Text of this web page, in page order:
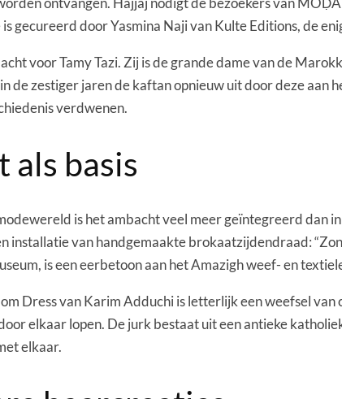
gecureerd door Yasmina Naji van Kulte Editions, de
voor Tamy Tazi. Zij is de grande dame van de
de zestiger jaren de kaftan opnieuw uit door deze aan
verdwenen.
als basis
is het ambacht veel meer geïntegreerd dan
installatie van handgemaakte brokaatzijdendraad:
is een eerbetoon aan het Amazigh weef- en
Dress van Karim Adduchi is letterlijk een weefsel
elkaar lopen. De jurk bestaat uit een antieke
elkaar.